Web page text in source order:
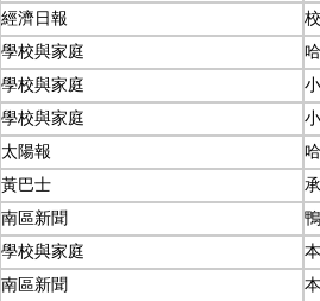
經濟日報
學校與家庭
學校與家庭
學校與家庭
太陽報
黃巴士
南區新聞
學校與家庭
南區新聞